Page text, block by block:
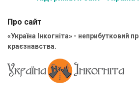
Про сайт
«Україна Інкогніта» - неприбутковий
краєзнавства.